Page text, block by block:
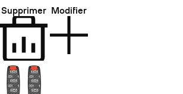
Supprimer Modifier